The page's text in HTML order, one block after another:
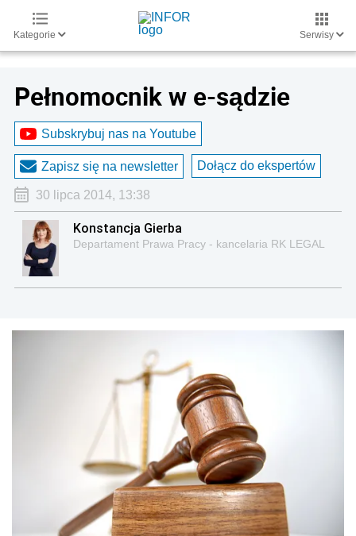
Kategorie Serwisy
Pełnomocnik w e-sądzie
Subskrybuj nas na Youtube
Zapisz się na newsletter Dołącz do ekspertów
30 lipca 2014, 13:38
Konstancja Gierba
Departament Prawa Pracy - kancelaria RK LEGAL